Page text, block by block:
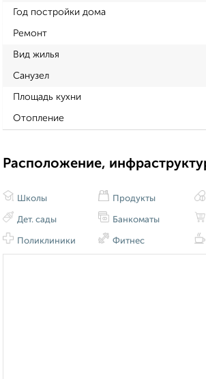
Год постройки дома
Ремонт
Вид жилья
Санузел
Площадь кухни
Отопление
Расположение,
Школы
Дет. сады
Поликлиники
Продукты
Банкоматы
Фитнес